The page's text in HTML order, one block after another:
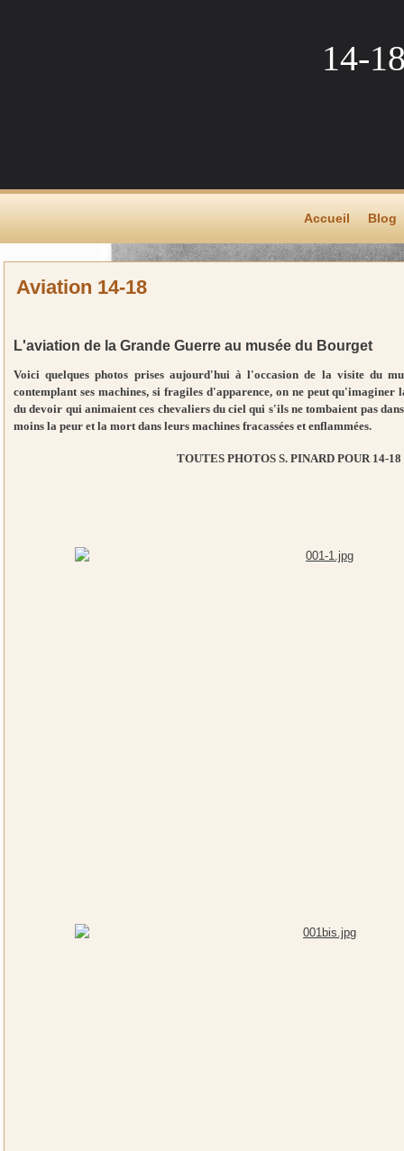
14-
Accueil Blog
Aviation 14-18
L'aviation de la Grande Guerre au musée du Bourget
Voici quelques photos prises aujourd'hui à l'occasion de la visite du
contemplant ses machines, si fragiles d'apparence, on ne peut qu'imaginer
du devoir qui animaient ces chevaliers du ciel qui s'ils ne tombaient pas
moins la peur et la mort dans leurs machines fracassées et enflammées.
TOUTES PHOTOS S. PINARD POUR 14-